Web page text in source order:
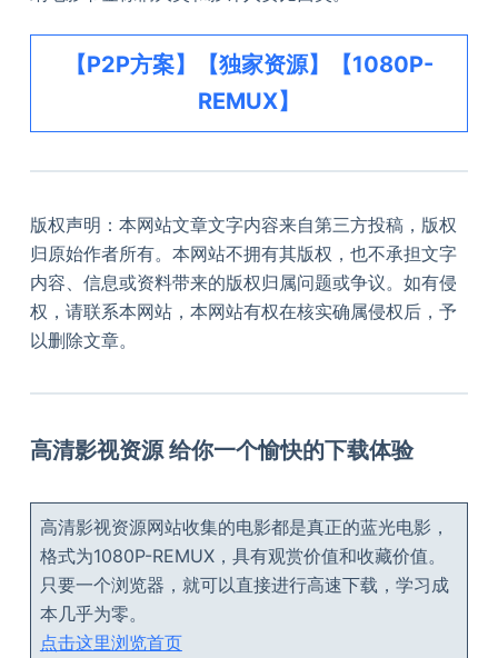
【P2P方案】【独家资源】【1080P-
REMUX】
版权声明：本网站文章文字内容来自第三方投稿，版权
归原始作者所有。本网站不拥有其版权，也不承担文字
内容、信息或资料带来的版权归属问题或争议。如有侵
权，请联系本网站，本网站有权在核实确属侵权后，予
以删除文章。
高清影视资源 给你一个愉快的下载体验
高清影视资源网站收集的电影都是真正的蓝光电影，
格式为1080P-REMUX，具有观赏价值和收藏价值。
只要一个浏览器，就可以直接进行高速下载，学习成
本几乎为零。
点击这里浏览首页